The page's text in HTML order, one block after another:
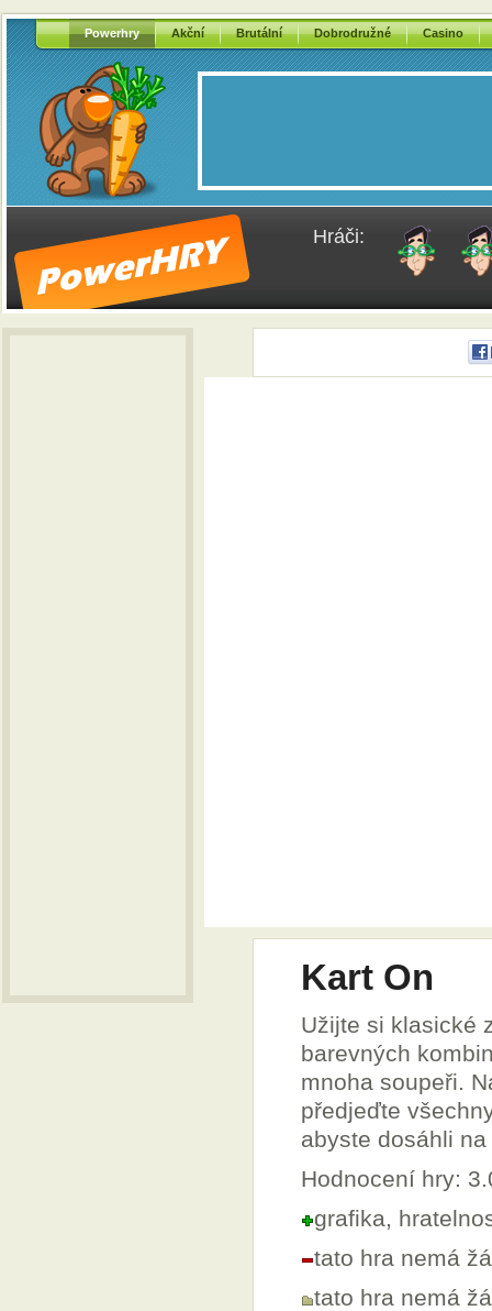
Powerhry Akční Brutální Dobrodružné Casino
Hráči:
Kart On
Užijte si klasické
barevných
mnoha soupeři.
předjeďte
abyste dosáhli
Hodnocení hry:
grafika,
tato hra nemá
tato hra nemá